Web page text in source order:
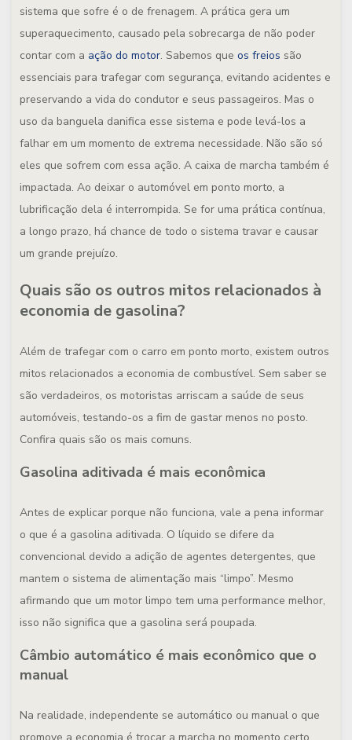
sistema que sofre é o de frenagem. A prática gera um
superaquecimento, causado pela sobrecarga de não poder
contar com a ação do motor. Sabemos que os freios são
essenciais para trafegar com segurança, evitando acidentes e
preservando a vida do condutor e seus passageiros. Mas o
uso da banguela danifica esse sistema e pode levá-los a
falhar em um momento de extrema necessidade. Não são só
eles que sofrem com essa ação. A caixa de marcha também é
impactada. Ao deixar o automóvel em ponto morto, a
lubrificação dela é interrompida. Se for uma prática contínua,
a longo prazo, há chance de todo o sistema travar e causar
um grande prejuízo.
Quais são os outros mitos relacionados à
economia de gasolina?
Além de trafegar com o carro em ponto morto, existem outros
mitos relacionados a economia de combustível. Sem saber se
são verdadeiros, os motoristas arriscam a saúde de seus
automóveis, testando-os a fim de gastar menos no posto.
Confira quais são os mais comuns.
Gasolina aditivada é mais econômica
Antes de explicar porque não funciona, vale a pena informar
o que é a gasolina aditivada. O líquido se difere da
convencional devido a adição de agentes detergentes, que
mantem o sistema de alimentação mais “limpo”. Mesmo
afirmando que um motor limpo tem uma performance melhor,
isso não significa que a gasolina será poupada.
Câmbio automático é mais econômico que o
manual
Na realidade, independente se automático ou manual o que